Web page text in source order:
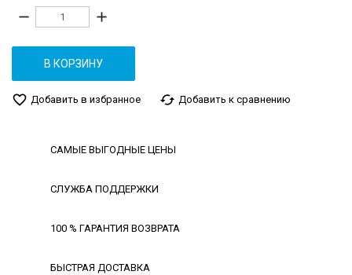
remove add
В КОРЗИНУ
favorite_border Добавить в избранное cached Добавить к сравнению
САМЫЕ ВЫГОДНЫЕ ЦЕНЫ
СЛУЖБА ПОДДЕРЖКИ
100 % ГАРАНТИЯ ВОЗВРАТА
БЫСТРАЯ ДОСТАВКА